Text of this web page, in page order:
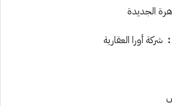
الجديدة
شركة أورا العقارية